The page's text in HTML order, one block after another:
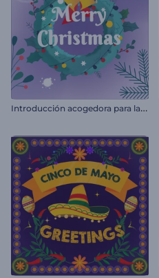
I
ntroducción acogedora para la Nochevieja